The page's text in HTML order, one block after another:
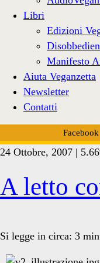
Libri
Edizioni
Manifesto
Aiuta Veganzetta
Newsletter
Contatti
Facebook
Tag:
24 Ottobre, 2007 |
A letto
Si legge in circa: 3